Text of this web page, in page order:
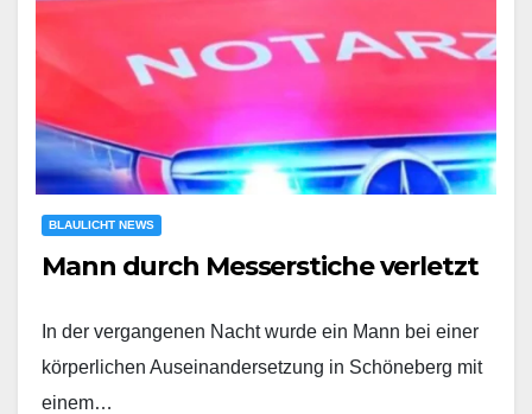
BLAULICHT NEWS
Mann durch Messerstiche verletzt
In der vergangenen Nacht wurde ein Mann bei einer
körperlichen Auseinandersetzung in Schöneberg mit
einem…